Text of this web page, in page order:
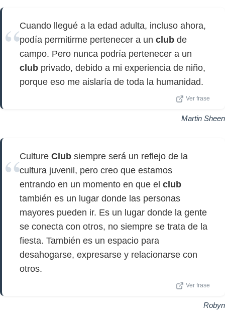
Cuando llegué a la edad adulta, incluso ahora,
podía permitirme pertenecer a un club de
campo. Pero nunca podría pertenecer a un
club privado, debido a mi experiencia de niño,
porque eso me aislaría de toda la humanidad.
Ver frase
Martin Sheen
Culture Club siempre será un reflejo de la
cultura juvenil, pero creo que estamos
entrando en un momento en que el club
también es un lugar donde las personas
mayores pueden ir. Es un lugar donde la gente
se conecta con otros, no siempre se trata de la
fiesta. También es un espacio para
desahogarse, expresarse y relacionarse con
otros.
Ver frase
Robyn